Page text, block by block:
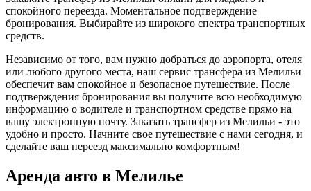
спокойного переезда. Моментальное подтверждение
бронирования. Выбирайте из широкого спектра транспортных
средств.
Независимо от того, вам нужно добраться до аэропорта, отеля
или любого другого места, наш сервис трансфера из Мелильи
обеспечит вам спокойное и безопасное путешествие. После
подтверждения бронирования вы получите всю необходимую
информацию о водителе и транспортном средстве прямо на
вашу электронную почту. Заказать трансфер из Мелильи - это
удобно и просто. Начните свое путешествие с нами сегодня, и
сделайте ваш переезд максимально комфортным!
Аренда авто в Мелилье